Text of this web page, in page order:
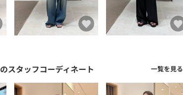
のスタッフコーディネート 一覧を見る